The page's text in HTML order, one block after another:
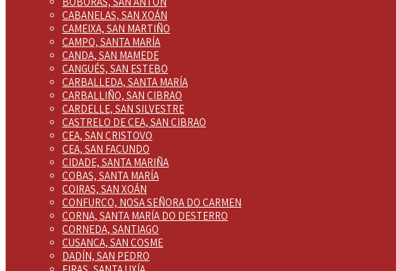
CABANELAS, SAN XOÁN
CAMEIXA, SAN MARTIÑO
CAMPO, SANTA MARÍA
CANDA, SAN MAMEDE
CANGUÉS, SAN ESTEBO
CARBALLEDA, SANTA MARÍA
CARBALLIÑO, SAN CIBRAO
CARDELLE, SAN SILVESTRE
CASTRELO DE CEA, SAN CIBRAO
CEA, SAN CRISTOVO
CEA, SAN FACUNDO
CIDADE, SANTA MARIÑA
COBAS, SANTA MARÍA
COIRAS, SAN XOÁN
CONFURCO, NOSA SEÑORA DO CARMEN
CORNA, SANTA MARÍA DO DESTERRO
CORNEDA, SANTIAGO
CUSANCA, SAN COSME
DADÍN, SAN PEDRO